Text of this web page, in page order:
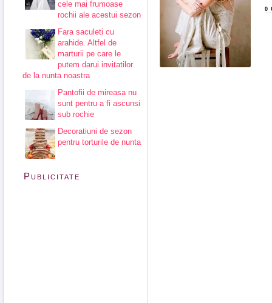
0
cele mai frumoase
rochii ale acestui sezon
Fara saculeti cu
arahide. Altfel de
marturii pe care le
putem darui invitatilor
de la nunta noastra
Pantofii de mireasa nu
sunt pentru a fi ascunsi
sub rochie
Decoratiuni de sezon
pentru torturile de nunta
Publicitate